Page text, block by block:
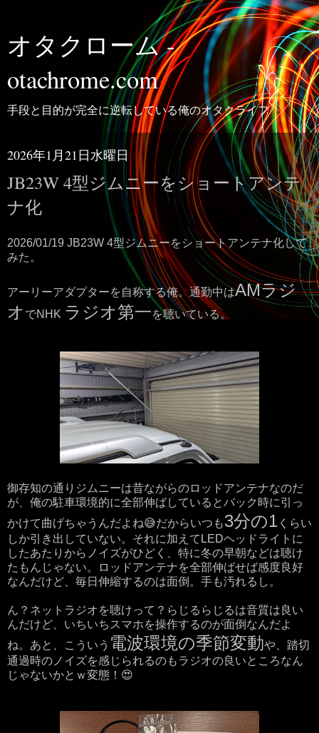
オタクローム -
otachrome.com
手段と目的が完全に逆転している俺のオタクライフ
2026年1月21日水曜日
JB23W 4型ジムニーをショートアンテ
ナ化
2026/01/19 JB23W 4型ジムニーをショートアンテナ化して
みた。
アーリーアダプターを自称する俺。通勤中はAMラジ
オ でNHK ラジオ第一を聴いている。
御存知の通りジムニーは昔ながらのロッドアンテナなのだ
が、俺の駐車環境的に全部伸ばしているとバック時に引っ
かけて曲げちゃうんだよね😅だからいつも3分の1 くらい
しか引き出していない。それに加えてLEDヘッドライトに
したあたりからノイズがひどく、特に冬の早朝などは聴け
たもんじゃない。ロッドアンテナを全部伸ばせば感度良好
なんだけど、毎日伸縮するのは面倒。手も汚れるし。
ん？ネットラジオを聴けって？らじるらじるは音質は良い
んだけど、いちいちスマホを操作するのが面倒なんだよ
ね。あと、こういう 電波環境の季節変動や、踏切
通過時のノイズを感じられるのもラジオの良いところなん
じゃないかとｗ変態！😍